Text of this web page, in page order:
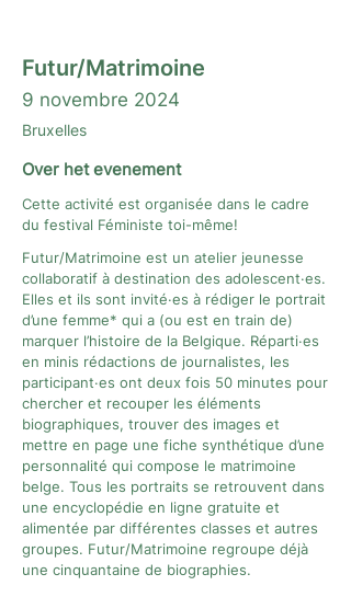
Futur/Matrimoine
9 novembre 2024
Bruxelles
Over het evenement
Cette activité est organisée dans le cadre
du festival Féministe toi-même!
Futur/Matrimoine est un atelier jeunesse
collaboratif à destination des adolescent·es.
Elles et ils sont invité·es à rédiger le portrait
d’une femme* qui a (ou est en train de)
marquer l’histoire de la Belgique. Réparti·es
en minis rédactions de journalistes, les
participant·es ont deux fois 50 minutes pour
chercher et recouper les éléments
biographiques, trouver des images et
mettre en page une fiche synthétique d’une
personnalité qui compose le matrimoine
belge. Tous les portraits se retrouvent dans
une encyclopédie en ligne gratuite et
alimentée par différentes classes et autres
groupes. Futur/Matrimoine regroupe déjà
une cinquantaine de biographies.